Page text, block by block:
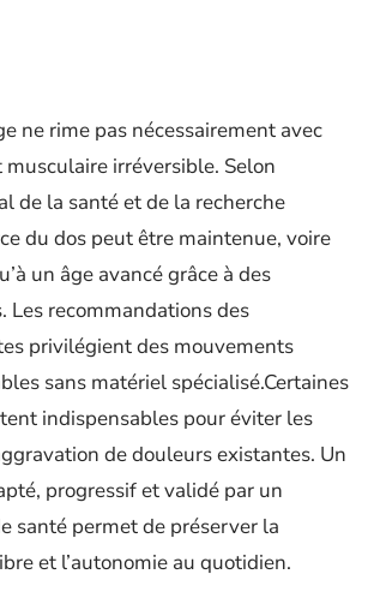
ne rime pas nécessairement avec
irréversible. Selon
de la santé et de la recherche
du dos peut être maintenue, voire
un âge avancé grâce à des
Les recommandations des
privilégient des mouvements
sans matériel spécialisé.Certaines
indispensables pour éviter les
de douleurs existantes. Un
progressif et validé par un
santé permet de préserver la
et l’autonomie au quotidien.